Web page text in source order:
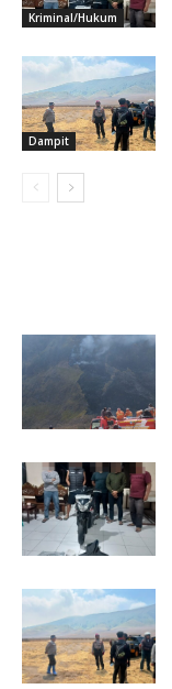
Kriminal/Hukum
Dampit